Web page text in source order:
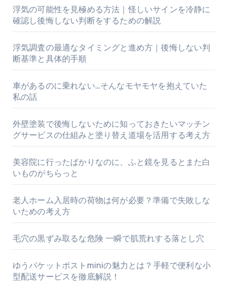
浮気の可能性を見極める方法｜怪しいサインを冷静に
確認し後悔しない判断をするための解説
浮気調査の最適なタイミングと進め方｜後悔しない判
断基準と具体的手順
車があるのに乗れない…そんなモヤモヤを抱えていた
私の話
外壁塗装で後悔しないために知っておきたいマッチン
グサービスの仕組みと塗り替え道場を活用する考え方
美容院に行ったばかりなのに、ふと鏡を見るとまた白
いものがちらっと
老人ホーム入居時の荷物は何が必要？準備で失敗しな
いための考え方
毛穴の黒ずみ取るな危険 一瞬で肌荒れする落とし穴
ゆうパケットポストminiの魅力とは？手軽で便利な小
型配送サービスを徹底解説！